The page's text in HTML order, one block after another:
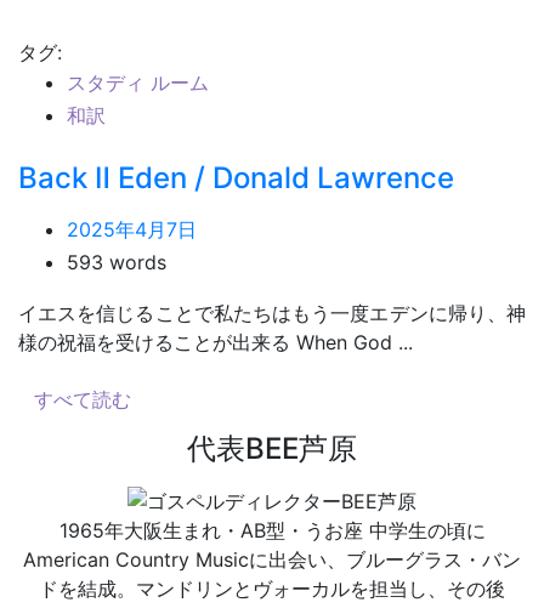
タグ:
スタディ ルーム
和訳
Back Ⅱ Eden / Donald Lawrence
2025年4月7日
593 words
イエスを信じることで私たちはもう一度エデンに帰り、神
様の祝福を受けることが出来る When God ...
すべて読む
代表BEE芦原
1965年大阪生まれ・AB型・うお座 中学生の頃に
American Country Musicに出会い、ブルーグラス・バン
ドを結成。マンドリンとヴォーカルを担当し、その後